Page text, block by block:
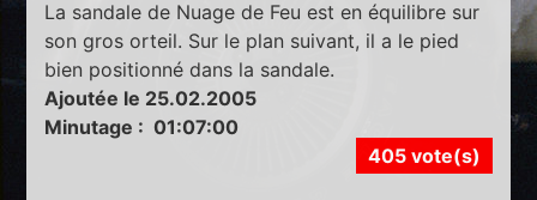
La sandale de Nuage de Feu est en équilibre sur
son gros orteil. Sur le plan suivant, il a le pied
bien positionné dans la sandale.
Ajoutée le 25.02.2005
Minutage : 01:07:00
405 vote(s)